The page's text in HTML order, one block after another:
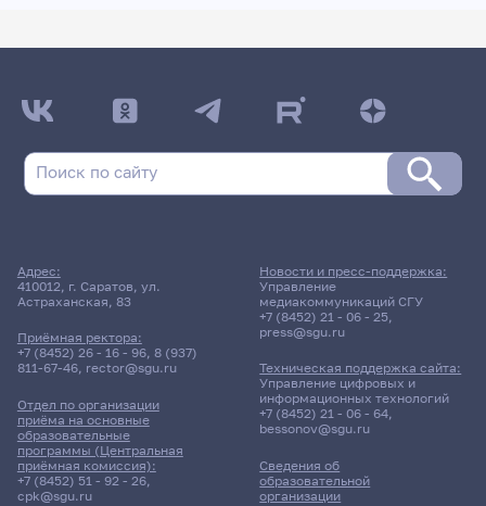
Адрес:
410012, г. Саратов, ул.
Астраханская, 83
Приёмная ректора:
+7 (8452) 26 - 16 - 96, 8 (937)
811-67-46, rector@sgu.ru
Отдел по организации
приёма на основные
образовательные
программы (Центральная
приёмная комиссия):
+7 (8452) 51 - 92 - 26,
cpk@sgu.ru
Сведения об
образовательной
организации
Новости и пресс-поддержка:
Управление
медиакоммуникаций СГУ
+7 (8452) 21 - 06 - 25,
press@sgu.ru
Техническая поддержка сайта:
Управление цифровых и
информационных технологий
+7 (8452) 21 - 06 - 64,
bessonov@sgu.ru